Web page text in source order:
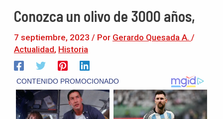
Conozca un olivo de 3000 años,
7 septiembre, 2023 / Por Gerardo Quesada A. /
Actualidad, Historia